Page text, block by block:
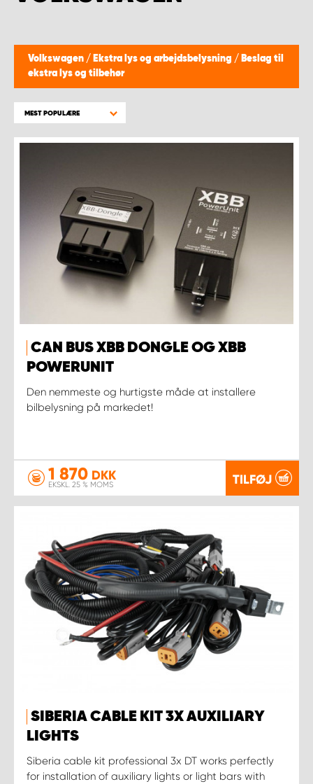
Volkswagen / Ekstra lys og arbejdsbelysning / Beslag til
ekstra lys og tilbehør
MEST POPULÆRE
CAN BUS XBB DONGLE OG XBB
POWERUNIT
Den nemmeste og hurtigste måde at installere
bilbelysning på markedet!
1 870 DKK
EKSKL. 25 % MOMS TILFØJ
SIBERIA CABLE KIT 3X AUXILIARY
LIGHTS
Siberia cable kit professional 3x DT works perfectly
for installation of auxiliary lights or light bars with